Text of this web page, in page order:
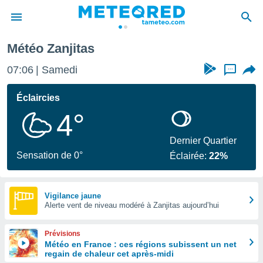
de
Météo Zanjitas
07:06 Samedi ...
Éclaircies
4°
Sensation de 0°
Dernier Quartier
Éclairée:22%
Vigilance jaune
Alerte vent de niveau modéré à Zanjitas aujourd’hui
Prévisions
Météo en France : ces régions subissent un net
regain de chaleur cet après-midi